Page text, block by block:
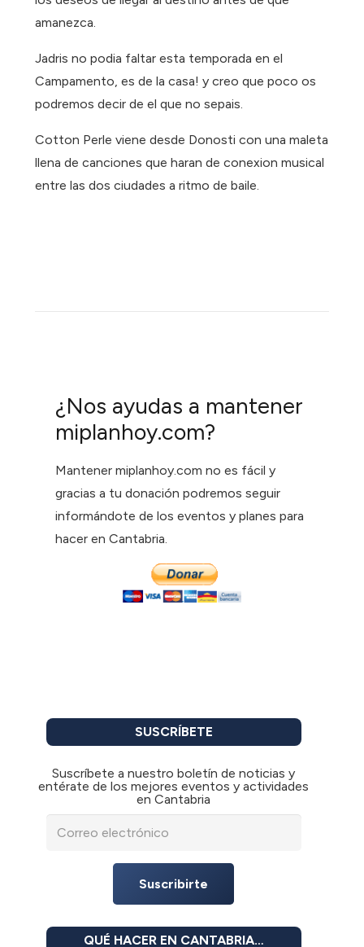
amanezca.
Jadris no podia faltar esta temporada en el
Campamento, es de la casa! y creo que poco os
podremos decir de el que no sepais.
Cotton Perle viene desde Donosti con una maleta
llena de canciones que haran de conexion musical
entre las dos ciudades a ritmo de baile.
¿Nos ayudas a mantener
miplanhoy.com?
Mantener miplanhoy.com no es fácil y
gracias a tu donación podremos seguir
informándote de los eventos y planes para
hacer en Cantabria.
SUSCRÍBETE
Suscríbete a nuestro boletín de noticias y
entérate de los mejores eventos y actividades
en Cantabria
Suscribirte
QUÉ HACER EN CANTABRIA…